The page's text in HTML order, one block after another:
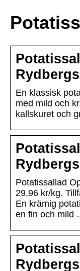
En klassisk
med mild och
kallskuret och
Potatissallad
29,96 kr/kg.
En krämig
en fin och mild